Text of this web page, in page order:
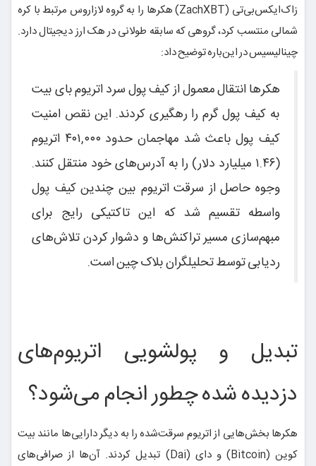
زاک‌ایکس‌بی‌تی (ZachXBT) هکرها را به گروه لازاروس مرتبط با کره
شمالی منتسب کرد، گروهی که سابقه طولانی در هک ارز دیجیتال دارد.
چینالیسیس در این‌باره توضیح داد:
هکرها انتقال معمول از کیف پول سرد اتریوم بای بیت
به کیف پول گرم را رهگیری کردند. این نقص امنیت
کیف پول باعث شد مهاجمان حدود ۴۰۱,۰۰۰ اتریوم
(۱.۴۶ میلیارد دلار) را به آدرس‌های خود منتقل کنند.
وجوه حاصل از سرقت اتریوم بین چندین کیف پول
واسطه تقسیم شد که این تاکتیکی رایج برای
مبهم‌سازی مسیر تراکنش‌ها و دشوار کردن تلاش‌های
ردیابی توسط تحلیلگران بلاک چین است.
تبدیل و پولشویی اتریوم‌های
دزدیده شده چطور انجام می‌شود؟
هکرها بخش‌هایی از اتریوم سرقت‌شده را به دیگر دارایی‌ها مانند بیت
کوین (Bitcoin) و دای (Dai) تبدیل کردند. آن‌ها از صرافی‌های